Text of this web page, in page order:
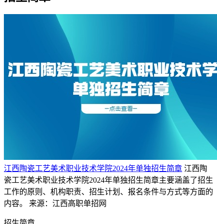
江西陶瓷工艺美术职业技术学院2024年单独招生简章 江西陶
瓷工艺美术职业技术学院2024年单独招生简章主要涵盖了招生
工作的原则、机构职责、招生计划、报名条件与方式等方面的
内容。
来源：江西高职单招网